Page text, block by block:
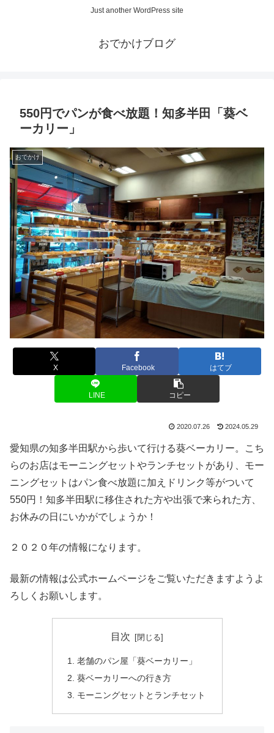
Just another WordPress site
おでかけブログ
550円でパンが食べ放題！知多半田「葵ベ
ーカリー」
おでかけ
X Facebook はてブ
LINE コピー
2020.07.26 2024.05.29
愛知県の知多半田駅から歩いて行ける葵ベーカリー。こち
らのお店はモーニングセットやランチセットがあり、モー
ニングセットはパン食べ放題に加えドリンク等がついて
550円！知多半田駅に移住された方や出張で来られた方、
お休みの日にいかがでしょうか！
２０２０年の情報になります。
最新の情報は公式ホームページをご覧いただきますようよ
ろしくお願いします。
目次
老舗のパン屋「葵ベーカリー」
葵ベーカリーへの行き方
モーニングセットとランチセット